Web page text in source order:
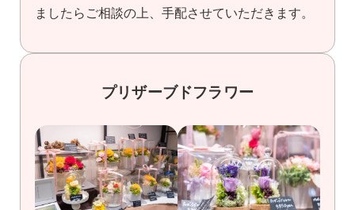
ましたらご相談の上、手配させていただきます。
プリザーブドフラワー